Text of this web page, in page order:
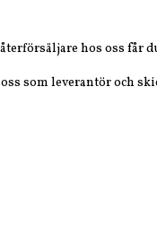
hos oss får
som leverantör och